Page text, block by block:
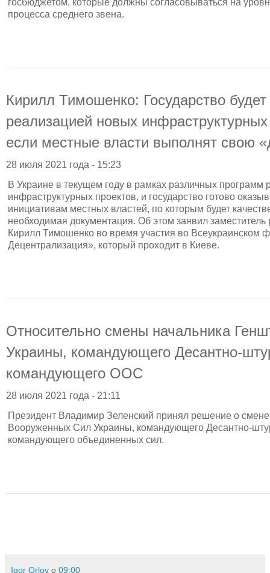
процесса среднего звена.
Кирилл Тимошенко: Государство будет
реализацией новых
если местные власти выполнят свою
28 июля 2021 года - 15:23
В Украине в текущем году в рамках различных программ
инфраструктурных проектов, и государство готово
инициативам местных властей, по которым будет
необходимая документация. Об этом заявил
Кирилл Тимошенко во время участия во Всеукраинском
Децентрализация», который проходит в Киеве.
Относительно смены начальника
Украины, командующего Десантно-
командующего ООС
28 июля 2021 года - 21:11
Президент Владимир Зеленский принял решение о
Вооруженных Сил Украины, командующего Десантно-
командующего объединенных сил.
Igor Orlov о 09:00